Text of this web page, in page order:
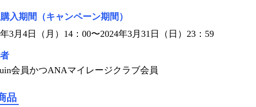
入期間（キャンペーン期間）
3月4日（月）14：00〜2024年3月31日（日）23：59
会員かつANAマイレージクラブ会員
品